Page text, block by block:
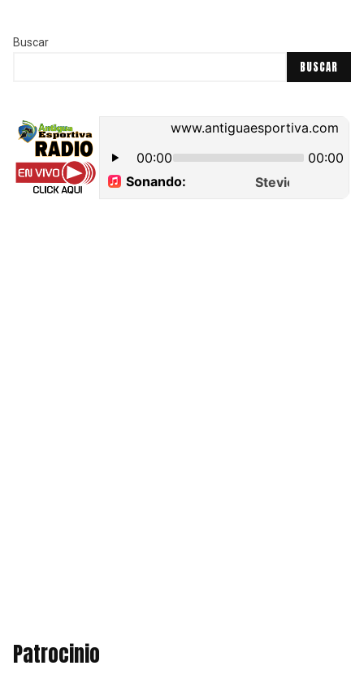
Buscar
BUSCAR
Patrocinio